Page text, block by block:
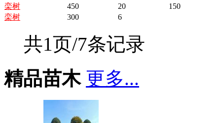
栾树
450 20
150
栾树
300 6
共1页/7条记录
精品苗木 更多...